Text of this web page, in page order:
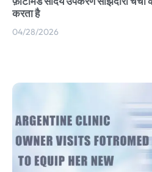
करता है
04/28/2026